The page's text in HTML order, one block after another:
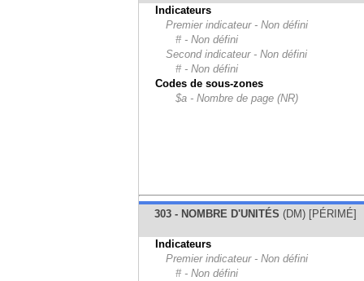
Indicateurs
Premier indicateur - Non défini
# - Non défini
Second indicateur - Non défini
# - Non défini
Codes de sous-zones
$a - Nombre de page (NR)
303 - NOMBRE D'UNITÉS (DM) [PÉRIMÉ]
Indicateurs
Premier indicateur - Non défini
# - Non défini